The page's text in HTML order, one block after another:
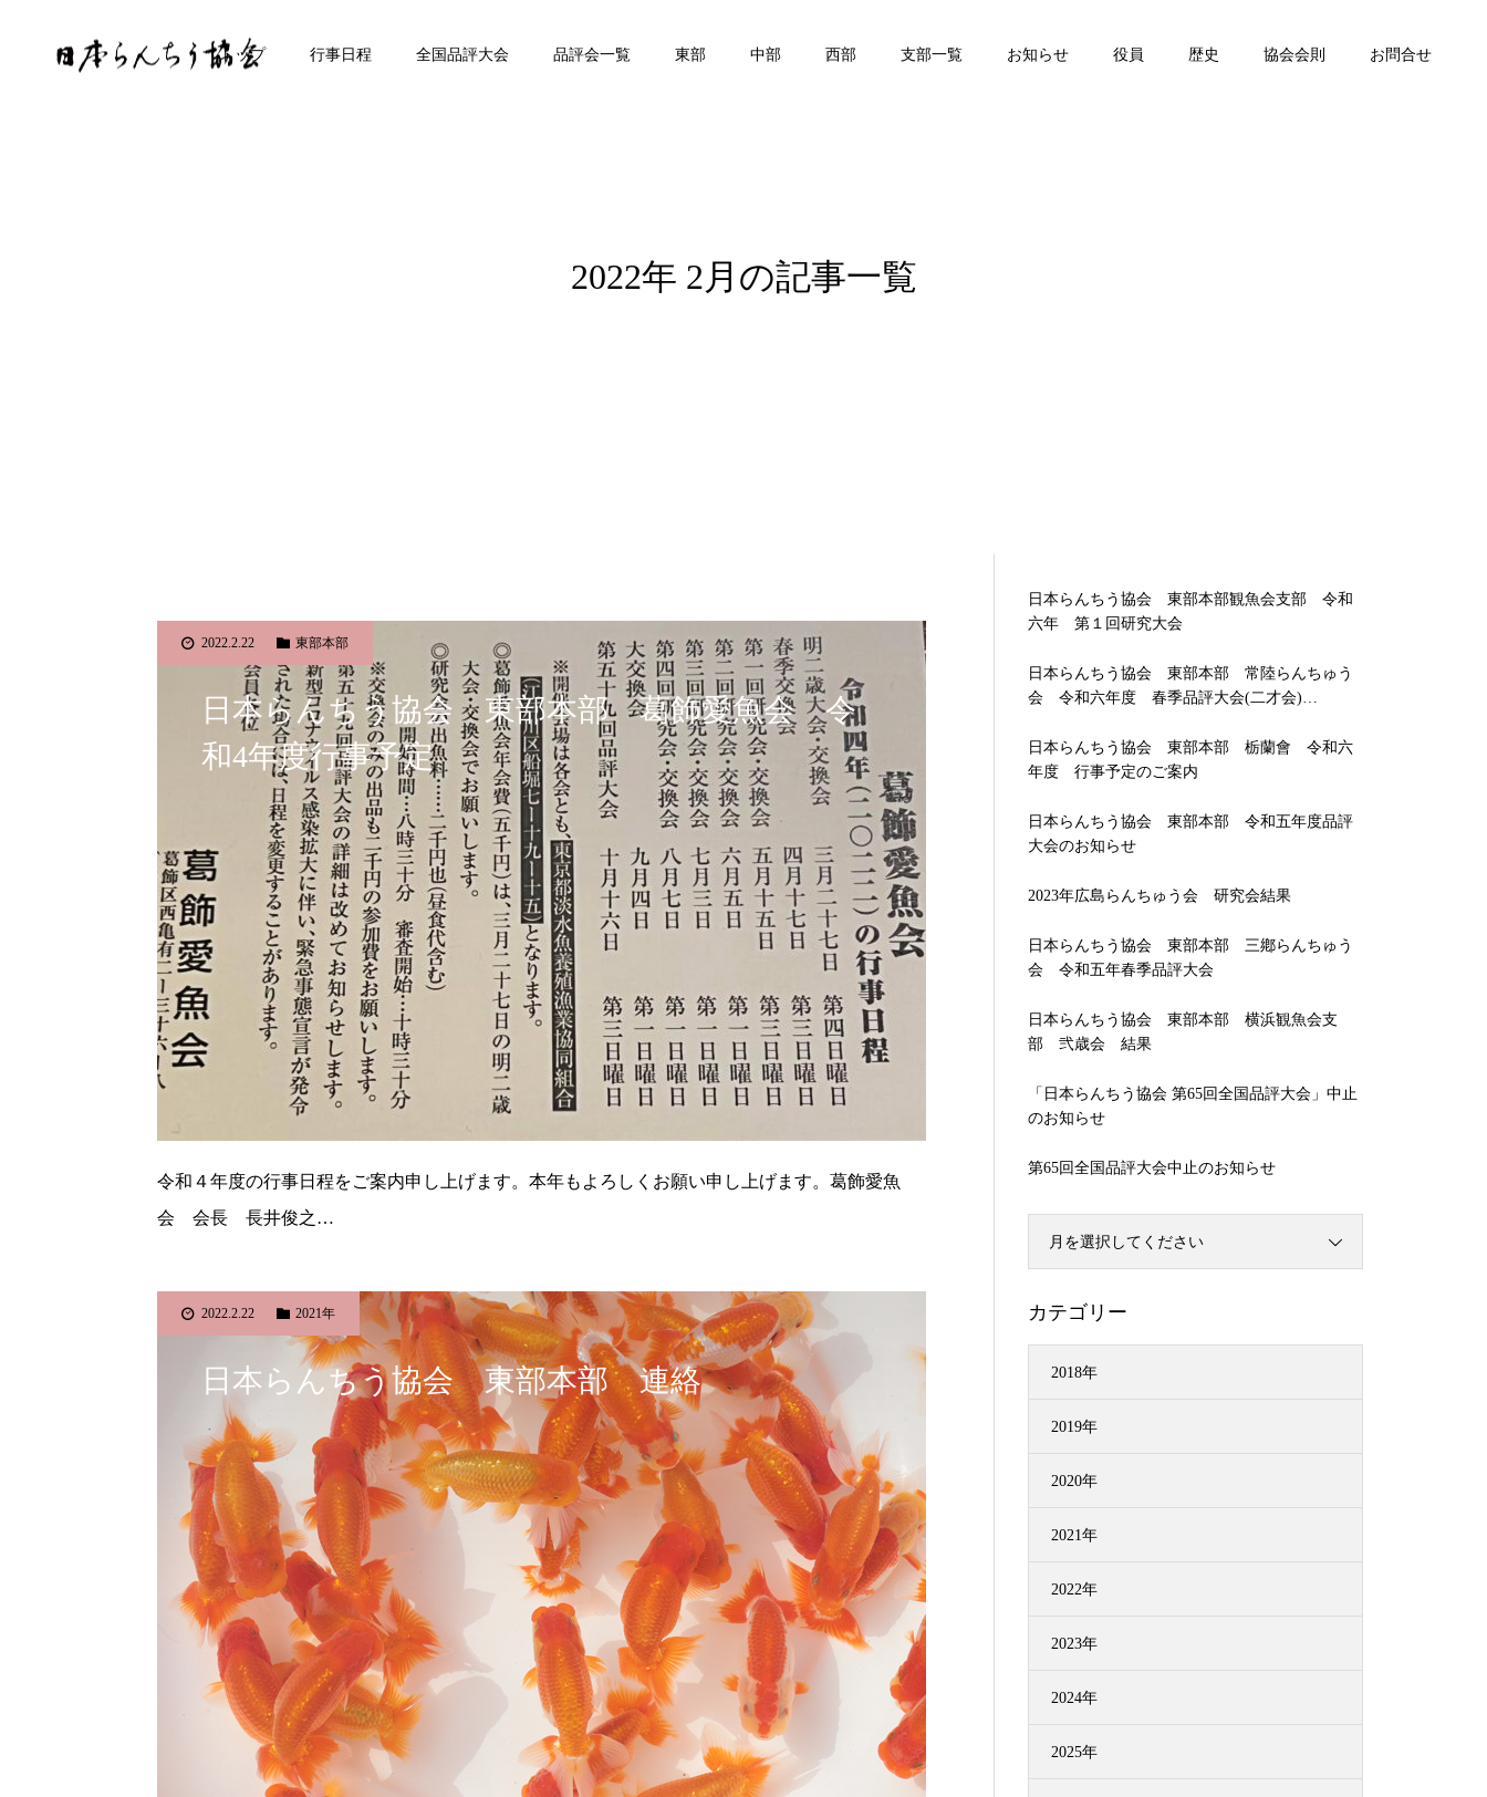
トップ 行事日程 全国品評大会 品評会一覧 東部 中部 西部 支部一覧 お知らせ 役員 歴史 協会会則 お問合せ
2022年 2月の記事一覧
2022.2.22 東部本部
日本らんちう協会 東部本部 葛飾愛魚会 令
和4年度行事予定
令和４年度の行事日程をご案内申し上げます。本年もよろしくお願い申し上げます。葛飾愛魚
会 会長 長井俊之…
2022.2.22 2021年
日本らんちう協会 東部本部 連絡
日本らんちう協会 東部本部観魚会支部 令和
六年 第１回研究大会
日本らんちう協会 東部本部 常陸らんちゅう
会 令和六年度 春季品評大会(二才会)…
日本らんちう協会 東部本部 栃蘭會 令和六
年度 行事予定のご案内
日本らんちう協会 東部本部 令和五年度品評
大会のお知らせ
2023年広島らんちゅう会 研究会結果
日本らんちう協会 東部本部 三鄕らんちゅう
会 令和五年春季品評大会
日本らんちう協会 東部本部 横浜観魚会支
部 弐歳会 結果
「日本らんちう協会 第65回全国品評大会」中止
のお知らせ
第65回全国品評大会中止のお知らせ
月を選択してください
カテゴリー
2018年
2019年
2020年
2021年
2022年
2023年
2024年
2025年